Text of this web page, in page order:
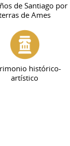
de Santiago por
de Ames
histórico-
artístico